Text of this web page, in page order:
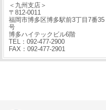
＜九州支店＞
〒812-0011
福岡市博多区博多駅前3丁目7番35
号
博多ハイテックビル6階
TEL：092-477-2900
FAX：092-477-2901